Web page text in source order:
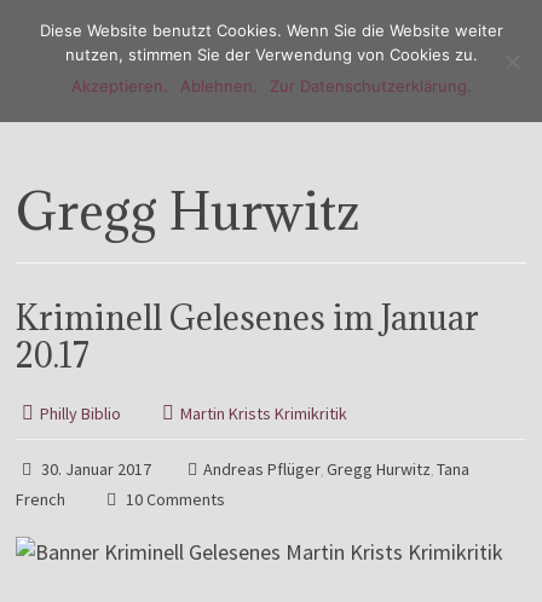
Menu
Gregg Hurwitz
Kriminell Gelesenes im Januar
20.17
Philly Biblio Martin Krists Krimikritik
30. Januar 2017 Andreas Pflüger,Gregg Hurwitz,Tana
French
10 Comments
Diese Website benutzt Cookies. Wenn Sie die Website weiter
nutzen, stimmen Sie der Verwendung von Cookies zu.
Akzeptieren.
Ablehnen. Zur Datenschutzerklärung.